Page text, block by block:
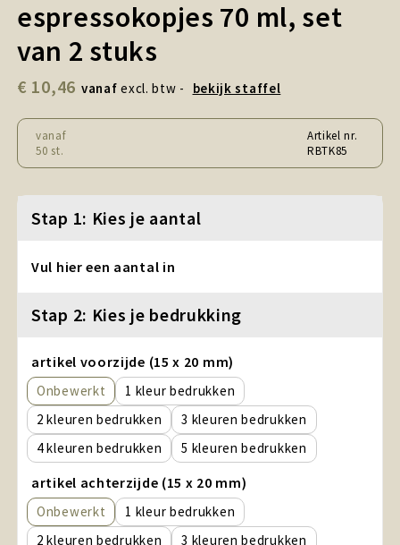
Snoepgoed en Koek
Sport, Spel en Speelgoed
Strand en Zomer
Technologie
Textiel, Kleding en Caps
Wijngeschenken
espressokopjes 70 ml, set
van 2 stuks
€ 10,46 vanaf excl. btw - bekijk staffel
vanaf
50 st.
Artikel nr.
RBTK85
Stap 1: Kies je aantal
Vul hier een aantal in
Stap 2: Kies je bedrukking
artikel voorzijde (15 x 20 mm)
Onbewerkt
1
2
3
4
5
artikel achterzijde (15 x 20 mm)
Onbewerkt
1
2
3